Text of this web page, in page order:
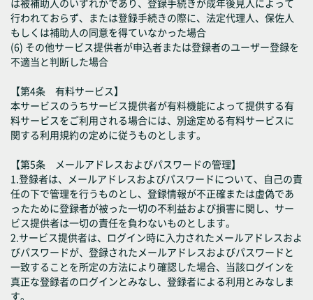
は被補助人のいずれかであり、登録手続きが成年後見人によって
行われておらず、または登録手続きの際に、法定代理人、保佐人
もしくは補助人の同意を得ていなかった場合
(6) その他サービス提供者が申込者または登録者のユーザー登録を
不適当と判断した場合
【第4条 有料サービス】
本サービスのうちサービス提供者が有料機能によって提供する有
料サービスをご利用される場合には、別途定める有料サービスに
関する利用規約の定めに従うものとします。
【第5条 メールアドレスおよびパスワードの管理】
1.登録者は、メールアドレスおよびパスワードについて、自己の責
任の下で管理を行うものとし、登録情報が不正確または虚偽であ
ったために登録者が被った一切の不利益および損害に関し、サー
ビス提供者は一切の責任を負わないものとします。
2.サービス提供者は、ログイン時に入力されたメールアドレスおよ
びパスワードが、登録されたメールアドレスおよびパスワードと
一致することを所定の方法により確認した場合、当該ログインを
真正な登録者のログインとみなし、登録者による利用とみなしま
す。